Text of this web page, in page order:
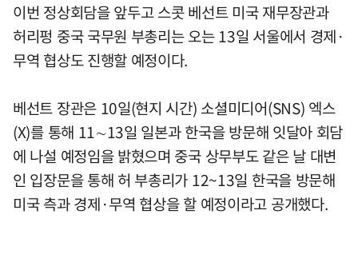
이번 정상회담을 앞두고 스콧 베선트 미국 재무장관과
허리펑 중국 국무원 부총리는 오는 13일 서울에서 경제·
무역 협상도 진행할 예정이다.
베선트 장관은 10일(현지 시간) 소셜미디어(SNS) 엑스
(X)를 통해 11∼13일 일본과 한국을 방문해 잇달아 회담
에 나설 예정임을 밝혔으며 중국 상무부도 같은 날 대변
인 입장문을 통해 허 부총리가 12~13일 한국을 방문해
미국 측과 경제·무역 협상을 할 예정이라고 공개했다.